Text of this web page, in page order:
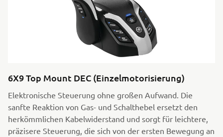
6X9 Top Mount DEC (Einzelmotorisierung)
Elektronische Steuerung ohne großen Aufwand. Die
sanfte Reaktion von Gas- und Schalthebel ersetzt den
herkömmlichen Kabelwiderstand und sorgt für leichtere,
präzisere Steuerung, die sich von der ersten Bewegung an